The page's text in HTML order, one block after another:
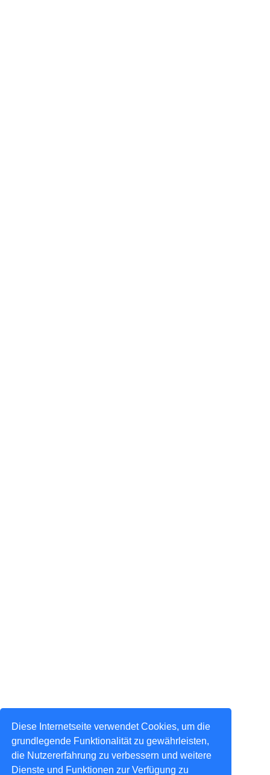
Diese Internetseite verwendet Cookies, um die
grundlegende Funktionalität zu gewährleisten,
die Nutzererfahrung zu verbessern und weitere
Dienste und Funktionen zur Verfügung zu